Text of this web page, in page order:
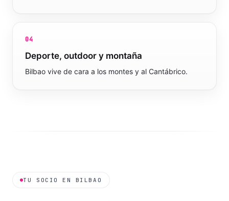
04
Deporte, outdoor y montaña
Bilbao vive de cara a los montes y al Cantábrico.
TU SOCIO EN BILBAO